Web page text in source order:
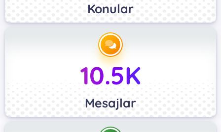
Konular
10.5K
Mesajlar